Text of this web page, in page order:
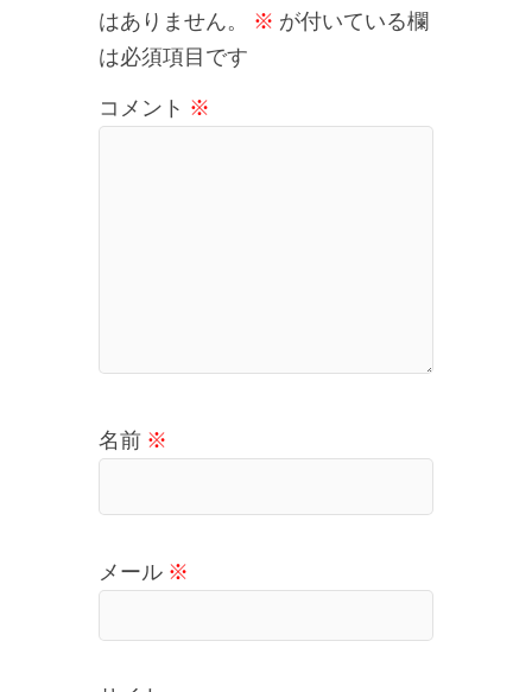
はありません。 ※ が付いている欄
は必須項目です
コメント ※
名前 ※
メール ※